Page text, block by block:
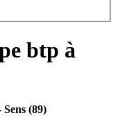
btp à
(89)